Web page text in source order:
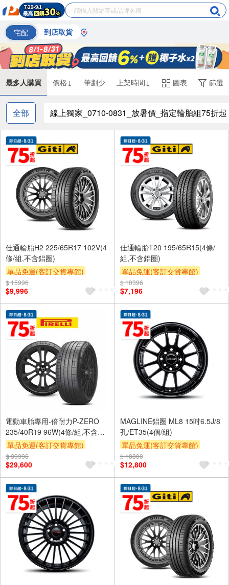
宅配 到店取貨
最多人購買 價格↓ 筆劃少 上架時間↓ 圖表 篩選
全部 線上獨家_0710-0831_放暑價_指定輪胎組75折起
佳通輪胎H2 225/65R17 102V(4
條/組,不含鋁圈)
單品免運(客訂交貨專館)
$ 15996
$9,996
佳通輪胎T20 195/65R15(4條/
組,不含鋁圈)
單品免運(客訂交貨專館)
$ 10396
$7,196
電動車胎專用-倍耐力P-ZERO
235/40R19 96W(4條/組,不含鋁
圈)
單品免運(客訂交貨專館)
$ 39996
$29,600
MAGLINE鋁圈 ML8 15吋6.5J/8
孔/ET35(4個/組)
單品免運(客訂交貨專館)
$ 18800
$12,800